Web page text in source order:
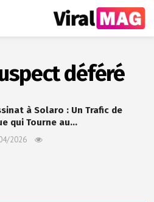
déféré
à Solaro : Un Trafic de
qui Tourne au…
2026